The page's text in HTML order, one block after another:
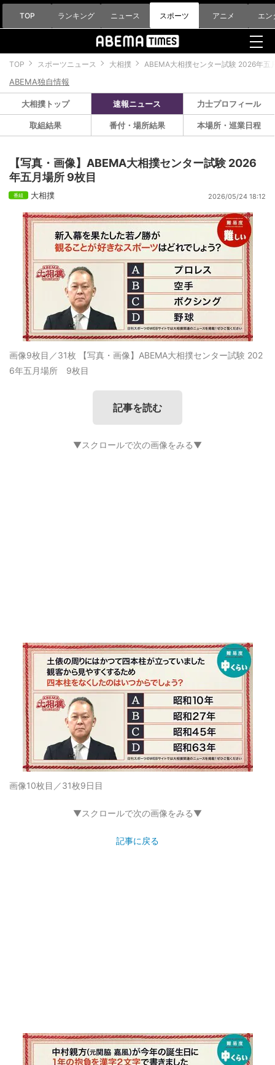
TOP ランキング ニュース スポーツ アニメ エン
TOP スポーツニュース 大相撲 ABEMA大相撲センター試験 2026年五
ABEMA独自情報
大相撲トップ 速報ニュース 力士プロフィール
取組結果 番付・場所結果 本場所・巡業日程
【写真・画像】ABEMA大相撲センター試験 2026
年五月場所 9枚目
大相撲 2026/05/24 18:12
画像9枚目／31枚 【写真・画像】ABEMA大相撲センター試験 202
6年五月場所 9枚目
記事を読む
▼スクロールで次の画像をみる▼
画像10枚目／31枚9日目
▼スクロールで次の画像をみる▼
記事に戻る